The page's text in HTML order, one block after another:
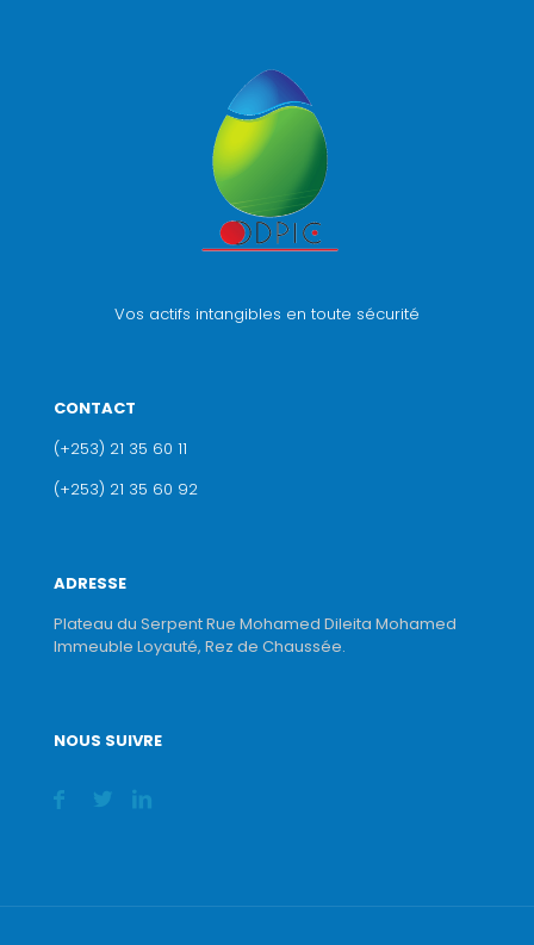
Vos actifs intangibles en toute sécurité
CONTACT
(+253) 21 35 60 11
(+253) 21 35 60 92
ADRESSE
Plateau du Serpent Rue Mohamed Dileita Mohamed
Immeuble Loyauté, Rez de Chaussée.
NOUS SUIVRE